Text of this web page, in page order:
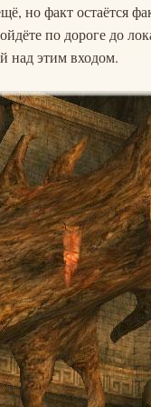
но факт остаётся
по дороге до
над этим входом.